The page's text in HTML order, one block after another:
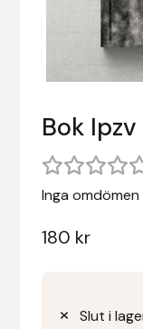
Bok
Inga
180 kr
Slut i
Stigläder
Vojlockar och
Träning och
Tränsdelar och
Ridbyxor, kjolar,
Ridjackor,
Ridskor och
Tävlingskavajer
Beris Bits
Bocaj
Boett
Bomber Bits